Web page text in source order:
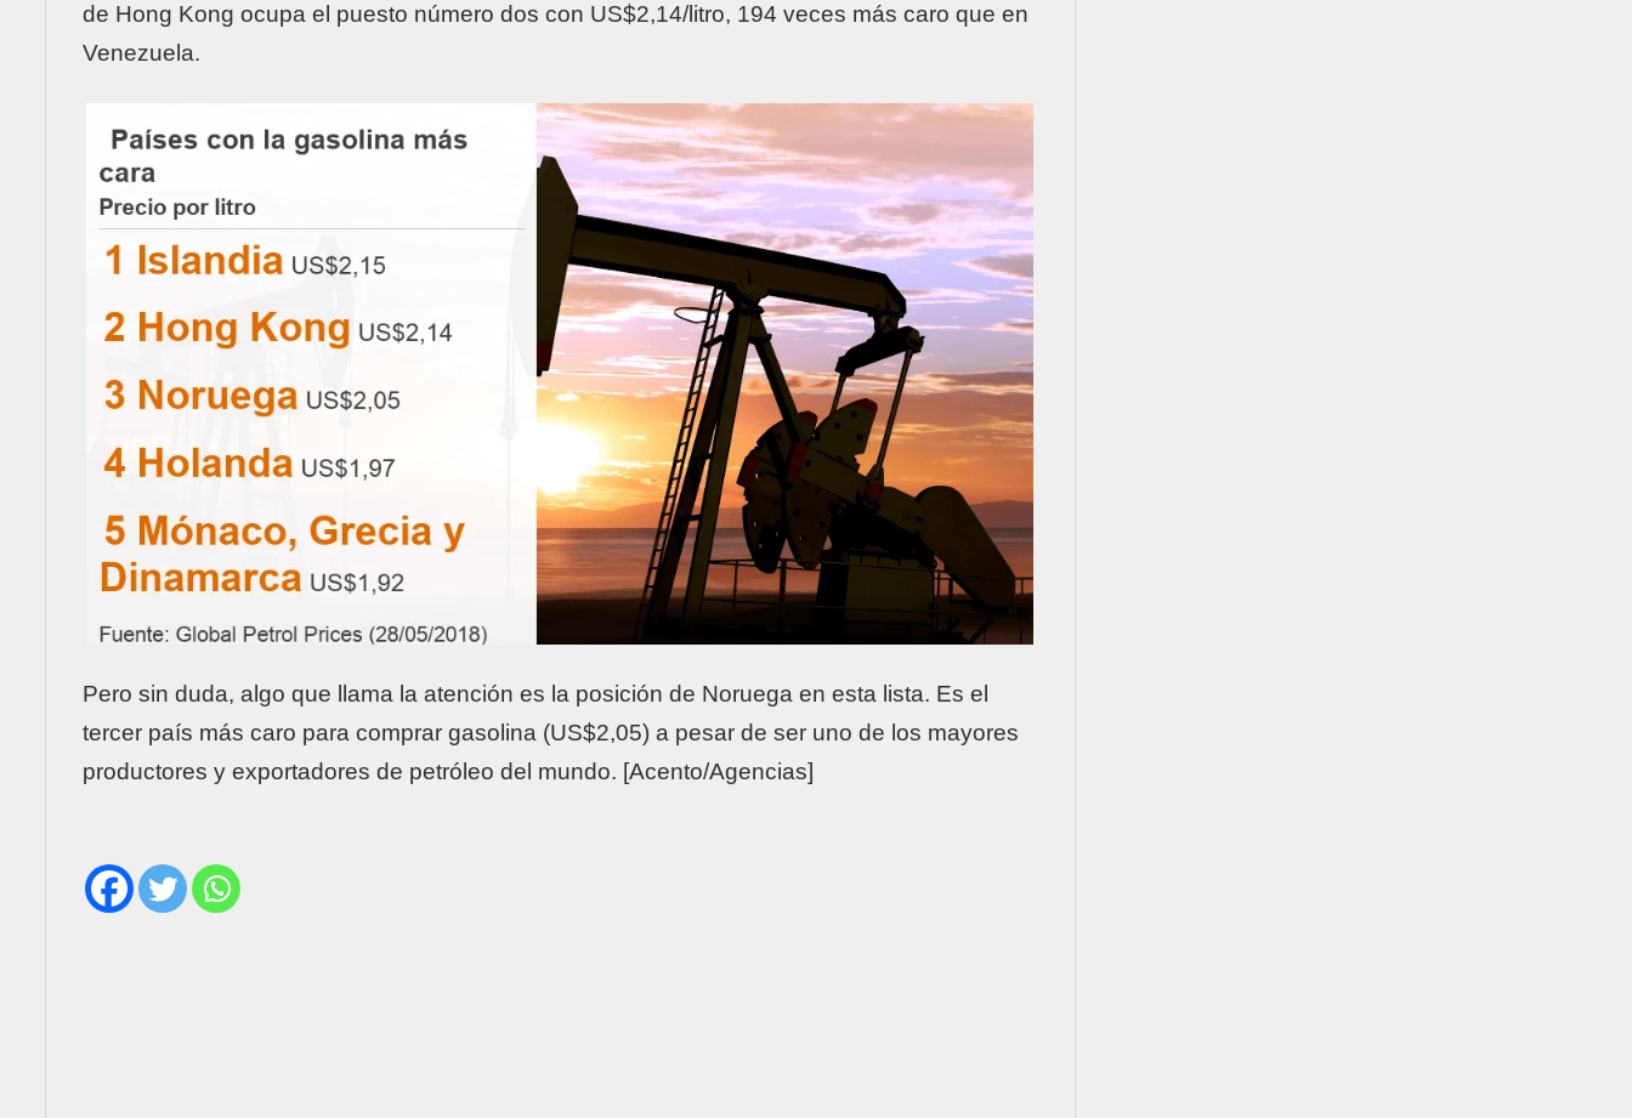
de Hong Kong ocupa el puesto número dos con US$2,14/litro, 194 veces más caro que en
Venezuela.
Pero sin duda, algo que llama la atención es la posición de Noruega en esta lista. Es el
tercer país más caro para comprar gasolina (US$2,05) a pesar de ser uno de los mayores
productores y exportadores de petróleo del mundo. [Acento/Agencias]